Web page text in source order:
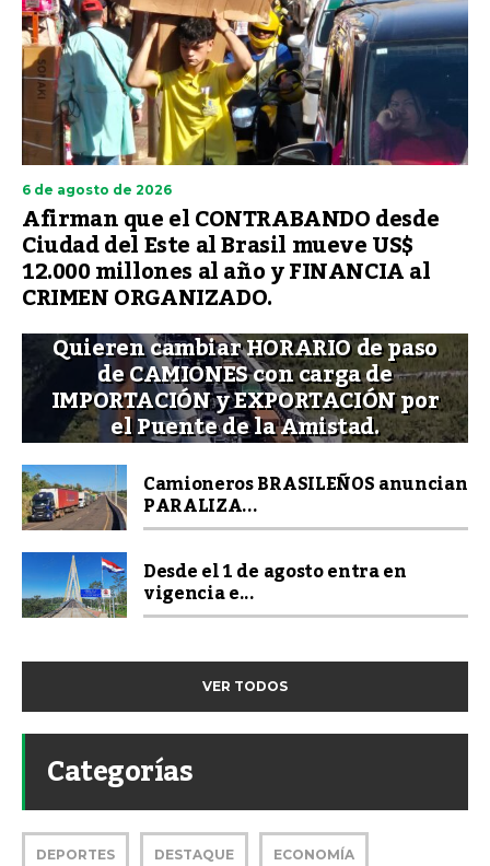
6 de agosto de 2026
Afirman que el CONTRABANDO desde
Ciudad del Este al Brasil mueve US$
12.000 millones al año y FINANCIA al
CRIMEN ORGANIZADO.
Quieren cambiar HORARIO de paso
de CAMIONES con carga de
IMPORTACIÓN y EXPORTACIÓN por
el Puente de la Amistad.
Camioneros BRASILEÑOS anuncian
PARALIZA...
Desde el 1 de agosto entra en
vigencia e...
VER TODOS
Categorías
DEPORTES DESTAQUE ECONOMÍA